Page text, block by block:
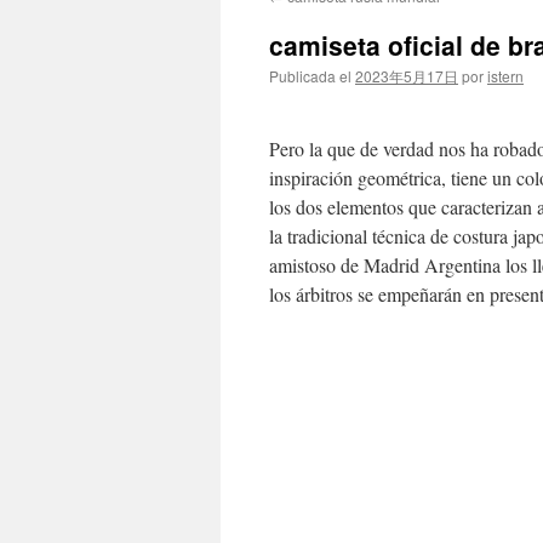
contenido
camiseta oficial de
Publicada el 2023年5月17日 poristern
Pero la que de verdad nos ha
inspiración geométrica, tiene un
los dos elementos que
la tradicional técnica de costura
amistoso de Madrid Argentina los
los árbitros se empeñarán en